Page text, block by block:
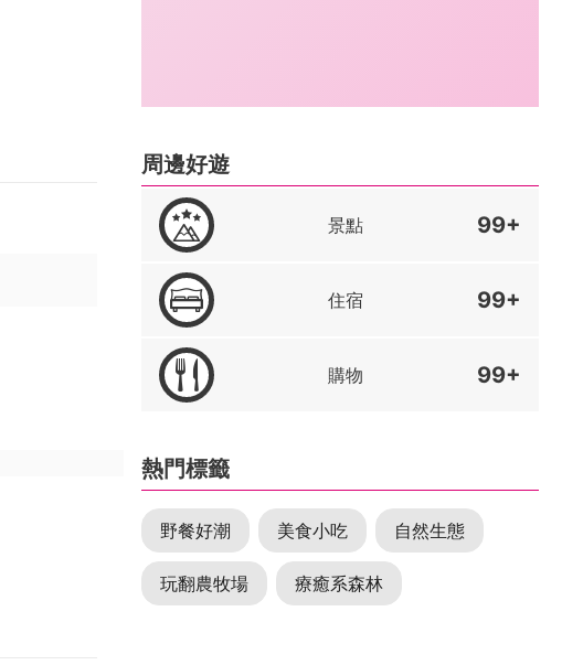
周邊好遊
景點 99+
住宿 99+
購物 99+
熱門標籤
野餐好潮 美食小吃 自然生態
玩翻農牧場 療癒系森林